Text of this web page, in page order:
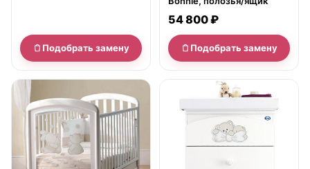
Подобрать замену
54 800 ₽
Подобрать замену
нет в продаже нет в продаже